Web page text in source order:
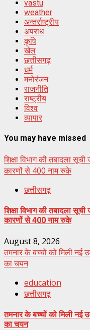
vastu
weather
अन्तर्राष्ट्रीय
अपराध
कृषि
खेल
छत्तीसगढ़
धर्म
मनोरंजन
राजनीति
राष्ट्रीय
विश्व
व्यापार
You may have missed
शिक्षा विभाग की तबादला
कारणों से 400 नाम रुके
छत्तीसगढ़
शिक्षा विभाग की तबादला
कारणों से 400 नाम रुके
August 8, 2026
तमनार के बच्चों को मिली
का चयन
education
छत्तीसगढ़
तमनार के बच्चों को मिली
का चयन